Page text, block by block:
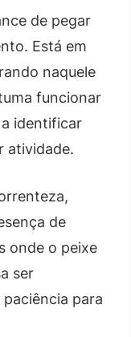
de pegar
Está em
naquele
funcionar
identificar
atividade.
de
onde o peixe
ser
paciência para